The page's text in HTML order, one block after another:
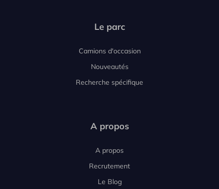
Le parc
Camions d'occasion
Nouveautés
Recherche spécifique
A propos
A propos
Recrutement
Le Blog